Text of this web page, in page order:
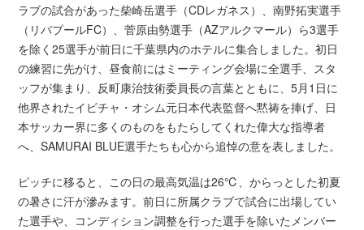
ラブの試合があった柴崎岳選手（CDレガネス）、南野拓実選手
（リバプールFC）、菅原由勢選手（AZアルクマール）ら3選手
を除く25選手が前日に千葉県内のホテルに集合しました。初日
の練習に先がけ、昼食前にはミーティング会場に全選手、スタ
ッフが集まり、反町康治技術委員長の言葉とともに、5月1日に
他界されたイビチャ・オシム元日本代表監督へ黙祷を捧げ、日
本サッカー界に多くのものをもたらしてくれた偉大な指導者
へ、SAMURAI BLUE選手たちも心から追悼の意を表しました。
ピッチに移ると、この日の最高気温は26℃、からっとした初夏
の暑さに汗が滲みます。前日に所属クラブで試合に出場してい
た選手や、コンディション調整を行った選手を除いたメンバー